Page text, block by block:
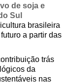
de soja e
Sul
brasileira
a partir das
trás
da
nas